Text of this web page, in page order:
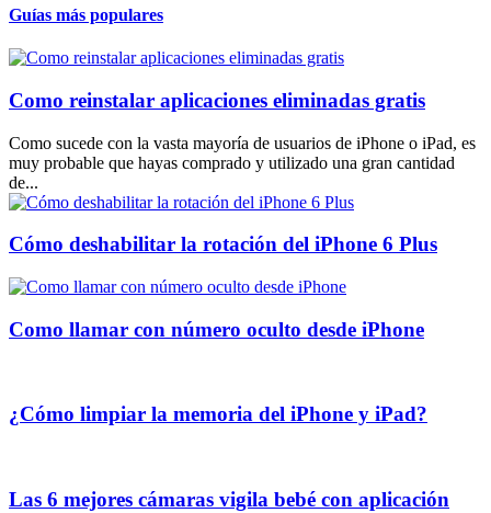
Guías más populares
Como reinstalar aplicaciones eliminadas gratis
Como sucede con la vasta mayoría de usuarios de iPhone o iPad, es
muy probable que hayas comprado y utilizado una gran cantidad
de...
Cómo deshabilitar la rotación del iPhone 6 Plus
Como llamar con número oculto desde iPhone
¿Cómo limpiar la memoria del iPhone y iPad?
Las 6 mejores cámaras vigila bebé con aplicación